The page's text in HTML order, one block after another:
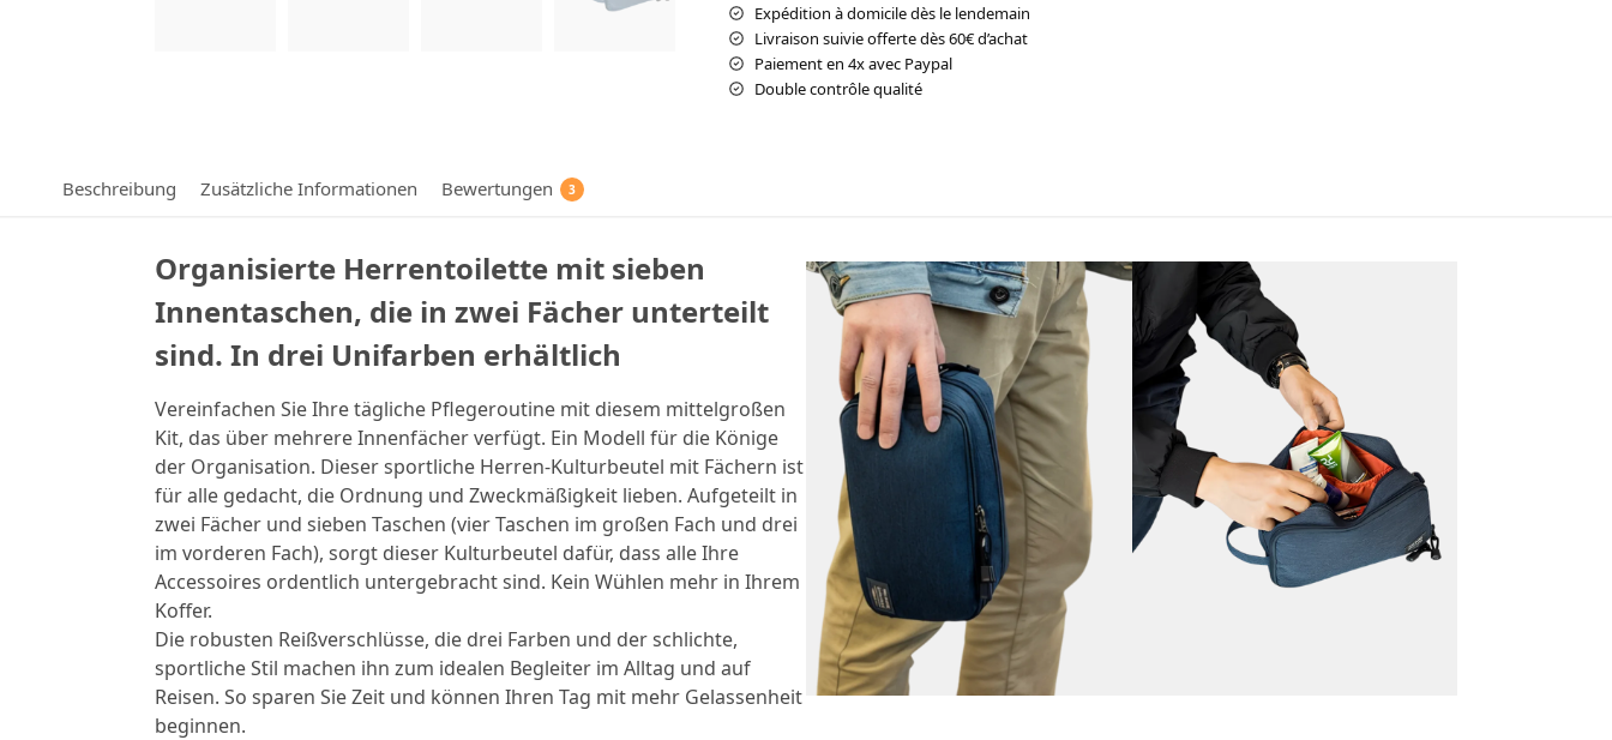
Expédition à domicile dès le lendemain
Livraison suivie offerte dès 60€ d’achat
Paiement en 4x avec Paypal
Double contrôle qualité
Beschreibung Zusätzliche Informationen Bewertungen 3
Organisierte Herrentoilette mit sieben
Innentaschen, die in zwei Fächer unterteilt
sind. In drei Unifarben erhältlich
Vereinfachen Sie Ihre tägliche Pflegeroutine mit diesem mittelgroßen
Kit, das über mehrere Innenfächer verfügt. Ein Modell für die Könige
der Organisation. Dieser sportliche Herren-Kulturbeutel mit Fächern ist
für alle gedacht, die Ordnung und Zweckmäßigkeit lieben. Aufgeteilt in
zwei Fächer und sieben Taschen (vier Taschen im großen Fach und drei
im vorderen Fach), sorgt dieser Kulturbeutel dafür, dass alle Ihre
Accessoires ordentlich untergebracht sind. Kein Wühlen mehr in Ihrem
Koffer.
Die robusten Reißverschlüsse, die drei Farben und der schlichte,
sportliche Stil machen ihn zum idealen Begleiter im Alltag und auf
Reisen. So sparen Sie Zeit und können Ihren Tag mit mehr Gelassenheit
beginnen.